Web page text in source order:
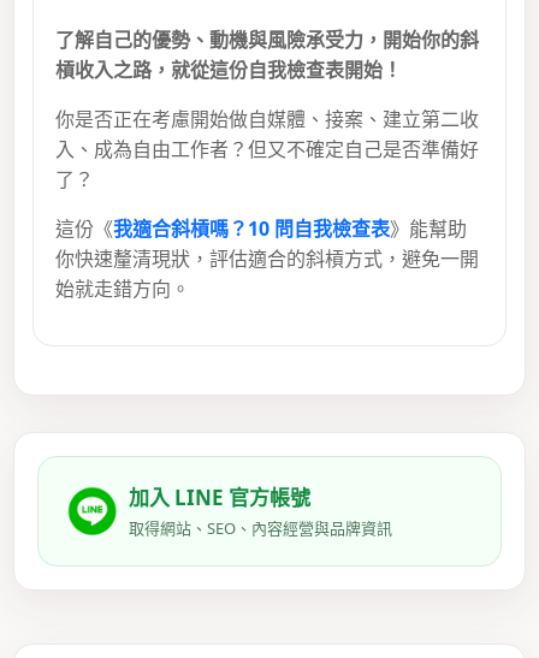
了解自己的優勢、動機與風險承受力，開始你的斜
槓收入之路，就從這份自我檢查表開始！
你是否正在考慮開始做自媒體、接案、建立第二收
入、成為自由工作者？但又不確定自己是否準備好
了？
這份《我適合斜槓嗎？10 問自我檢查表》能幫助
你快速釐清現狀，評估適合的斜槓方式，避免一開
始就走錯方向。
加入 LINE 官方帳號
取得網站、SEO、內容經營與品牌資訊